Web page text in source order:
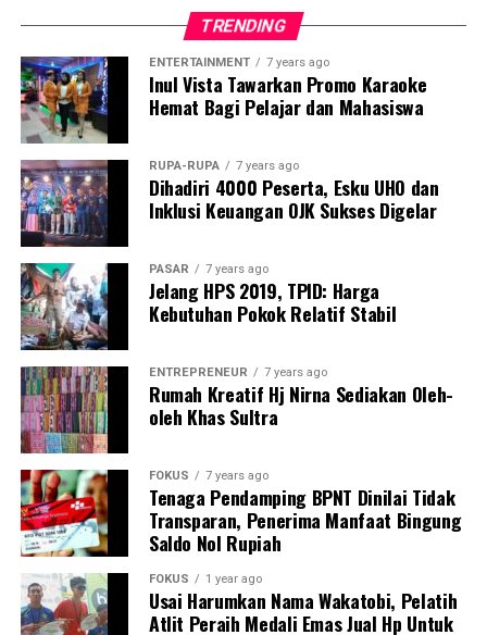
Padahal, warga Desa Tatangga dan Desa Lanowulu
mengklaim telah mengajukan proposal resmi sejak 22
Desember 2025 namun tidak mendapatkan tanggapan.
“Jangan sampai hukum hanya tajam ke bawah, tapi
tumpul ke atas,” tegas Kamarudin.
Masyarakat mendesak aparat penegak hukum
melakukan penyelidikan menyeluruh, termasuk
memeriksa Kepala Balai TN Rawa Aopa Watumohai,
Yarman, serta Kepala Seksi SPTN II, Aris. Keduanya
dinilai perlu diperiksa untuk mengungkap dugaan
kejahatan atau potensi keterlibatan dalam masifnya
aktivitas ilegal tersebut.
Rangkaian aktivitas perusakan hutan ini dinilai
melanggar Undang-Undang Nomor 18 Tahun 2013
tentang Pencegahan dan Pemberantasan Perusakan
Hutan, dengan ancaman pidana hingga 15 tahun
penjara dan denda maksimal Rp100 miliar.
Menanggapi tudingan tersebut, Kepala Seksi SPTN II
TN Rawa Aopa Watumohai, Aris, berdalih bahwa
TRENDING
ENTERTAINMENT 7 years ago
Inul Vista Tawarkan Promo Karaoke
Hemat Bagi Pelajar dan Mahasiswa
RUPA-RUPA 7 years ago
Dihadiri 4000 Peserta, Esku UHO dan
Inklusi Keuangan OJK Sukses Digelar
PASAR 7 years ago
Jelang HPS 2019, TPID: Harga
Kebutuhan Pokok Relatif Stabil
ENTREPRENEUR 7 years ago
Rumah Kreatif Hj Nirna Sediakan Oleh-
oleh Khas Sultra
FOKUS 7 years ago
Tenaga Pendamping BPNT Dinilai Tidak
Transparan, Penerima Manfaat Bingung
Saldo Nol Rupiah
FOKUS 1 year ago
Usai Harumkan Nama Wakatobi, Pelatih
Atlit Peraih Medali Emas Jual Hp Untuk